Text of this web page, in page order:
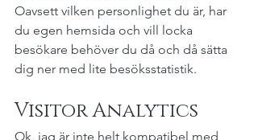
Oavsett vilken personlighet du är, har
du egen hemsida och vill locka
besökare behöver du då och då sätta
dig ner med lite besöksstatistik.
Visitor Analytics
Ok, jag är inte helt kompatibel med